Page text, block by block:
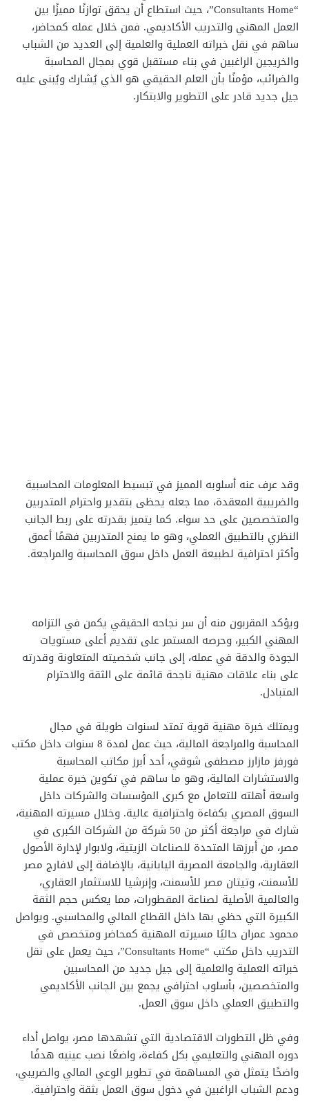
“Consultants Home”، حيث استطاع أن يحقق توازنًا مميزًا بين
العمل المهني والتدريب الأكاديمي. فمن خلال عمله كمحاضر،
ساهم في نقل خبراته العملية والعلمية إلى العديد من الشباب
والخريجين الراغبين في بناء مستقبل قوي بمجال المحاسبة
والضرائب، مؤمنًا بأن العلم الحقيقي هو الذي يُشارك ويُبنى عليه
جيل جديد قادر على التطوير والابتكار.
وقد عرف عنه أسلوبه المميز في تبسيط المعلومات المحاسبية
والضريبية المعقدة، مما جعله يحظى بتقدير واحترام المتدربين
والمتخصصين على حد سواء. كما يتميز بقدرته على ربط الجانب
النظري بالتطبيق العملي، وهو ما يمنح المتدربين فهمًا أعمق
وأكثر احترافية لطبيعة العمل داخل سوق المحاسبة والمراجعة.
ويؤكد المقربون منه أن سر نجاحه الحقيقي يكمن في التزامه
المهني الكبير، وحرصه المستمر على تقديم أعلى مستويات
الجودة والدقة في عمله، إلى جانب شخصيته المتعاونة وقدرته
على بناء علاقات مهنية ناجحة قائمة على الثقة والاحترام
المتبادل.
ويمتلك خبرة مهنية قوية تمتد لسنوات طويلة في مجال
المحاسبة والمراجعة المالية، حيث عمل لمدة 8 سنوات داخل مكتب
فورفز مازارز مصطفى شوقي، أحد أبرز مكاتب المحاسبة
والاستشارات المالية، وهو ما ساهم في تكوين خبرة عملية
واسعة أهلته للتعامل مع كبرى المؤسسات والشركات داخل
السوق المصري بكفاءة واحترافية عالية. وخلال مسيرته المهنية،
شارك في مراجعة أكثر من 50 شركة من الشركات الكبرى في
مصر، من أبرزها المتحدة للصناعات الزيتية، ولابوار لإدارة الأصول
العقارية، والجامعة المصرية اليابانية، بالإضافة إلى لافارج مصر
للأسمنت، وتيتان مصر للأسمنت، وإنرشيا للاستثمار العقاري،
والعالمية الأصلية لصناعة المقطورات، مما يعكس حجم الثقة
الكبيرة التي حظي بها داخل القطاع المالي والمحاسبي. ويواصل
محمود عمران حاليًا مسيرته المهنية كمحاضر ومتخصص في
التدريب داخل مكتب “Consultants Home”، حيث يعمل على نقل
خبراته العملية والعلمية إلى جيل جديد من المحاسبين
والمتخصصين، بأسلوب احترافي يجمع بين الجانب الأكاديمي
والتطبيق العملي داخل سوق العمل.
وفي ظل التطورات الاقتصادية التي تشهدها مصر، يواصل أداء
دوره المهني والتعليمي بكل كفاءة، واضعًا نصب عينيه هدفًا
واضحًا يتمثل في المساهمة في تطوير الوعي المالي والضريبي،
ودعم الشباب الراغبين في دخول سوق العمل بثقة واحترافية.